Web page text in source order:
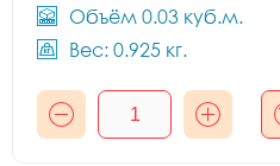
Объём 0.03 куб.м.
Вес: 0.925 кг.